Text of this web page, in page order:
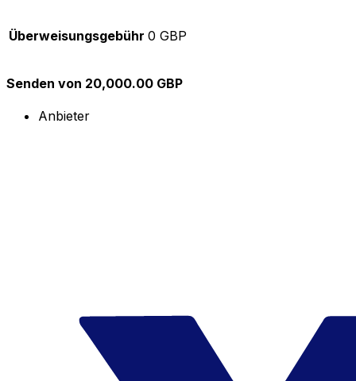
Überweisungsgebühr 0 GBP
Senden von 20,000.00 GBP
Anbieter